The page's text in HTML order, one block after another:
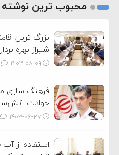
2
محبوب ترین نوشته
بزرگ ترین
شیراز بهره
۱۴۰۳-۰۸-۰۹
حوادث
۱۴۰۳-۰۶-۲۷
استفاده از